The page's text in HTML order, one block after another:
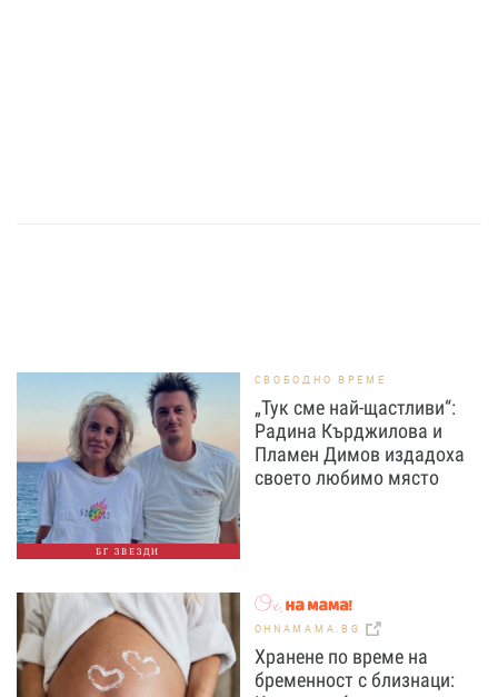
БГ ЗВЕЗДИ
СВОБОДНО ВРЕМЕ
„Тук сме най-щастливи“:
Радина Кърджилова и
Пламен Димов издадоха
своето любимо място
OHNAMAMA.BG
Хранене по време на
бременност с близнаци: